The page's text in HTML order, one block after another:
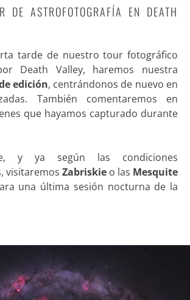
DE ASTROFOTOGRAFÍA EN DEATH
tarde de nuestro tour fotográfico
Death Valley, haremos nuestra
edición, centrándonos de nuevo en
También comentaremos en
que hayamos capturado durante
y ya según las condiciones
visitaremos Zabriskie o las Mesquite
una última sesión nocturna de la